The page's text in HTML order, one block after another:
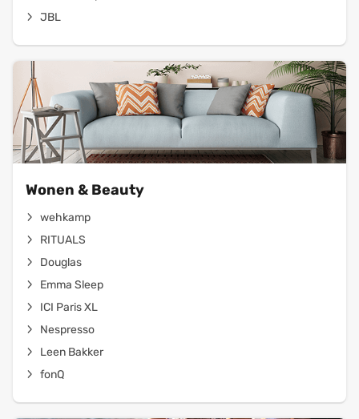
JBL
Wonen & Beauty
wehkamp
RITUALS
Douglas
Emma Sleep
ICI Paris XL
Nespresso
Leen Bakker
fonQ